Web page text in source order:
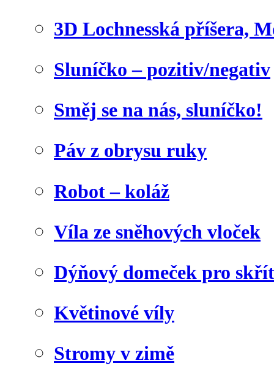
3D Lochnesská příšera,
Sluníčko – pozitiv/negativ
Směj se na nás, sluníčko!
Páv z obrysu ruky
Robot – koláž
Víla ze sněhových vloček
Dýňový domeček pro
Květinové víly
Stromy v zimě